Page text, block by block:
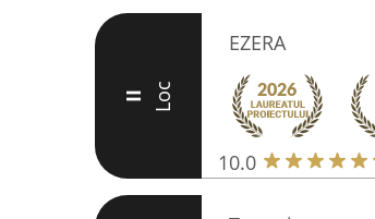
II Loc
EZERA
10.0